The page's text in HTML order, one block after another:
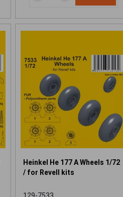
Heinkel He 177 A Wheels 1/72
/ for Revell kits